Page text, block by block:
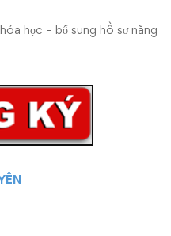
học – bổ sung hồ sơ năng